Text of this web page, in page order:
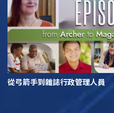
從弓箭手到雜誌行政管理人員